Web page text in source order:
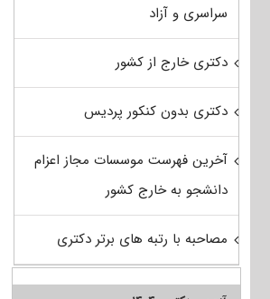
سراسری و آزاد
دکتری خارج از کشور
دکتری بدون کنکور پردیس
آخرین فهرست موسسات مجاز اعزام
دانشجو به خارج کشور
مصاحبه با رتبه های برتر دکتری